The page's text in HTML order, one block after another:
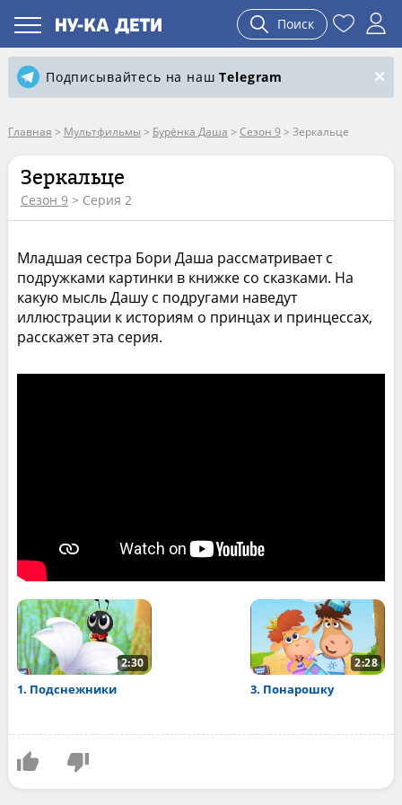
Поиск
Подписывайтесь на нашTelegram
Главная > Мультфильмы > Бурёнка Даша > Сезон 9 > Зеркальце
Зеркальце
Сезон 9> Серия 2
Младшая сестра Бори Даша рассматривает с
подружками картинки в книжке со сказками. На
какую мысль Дашу с подругами наведут
иллюстрации к историям о принцах и принцессах,
расскажет эта серия.
2:30
1. Подснежники
2:28
3. Понарошку